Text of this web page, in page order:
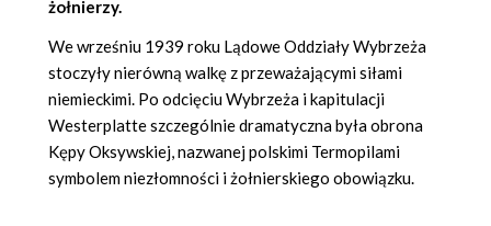
żołnierzy.
We wrześniu 1939 roku Lądowe Oddziały Wybrzeża
stoczyły nierówną walkę z przeważającymi siłami
niemieckimi. Po odcięciu Wybrzeża i kapitulacji
Westerplatte szczególnie dramatyczna była obrona
Kępy Oksywskiej, nazwanej polskimi Termopilami
symbolem niezłomności i żołnierskiego obowiązku.